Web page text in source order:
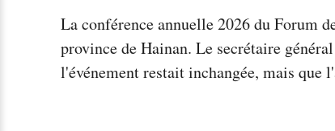
Video
La conférence annuelle 2026 du Forum
province de Hainan. Le secrétaire
l'événement restait inchangée, mais